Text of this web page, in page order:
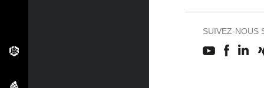
SUIVEZ-NOUS